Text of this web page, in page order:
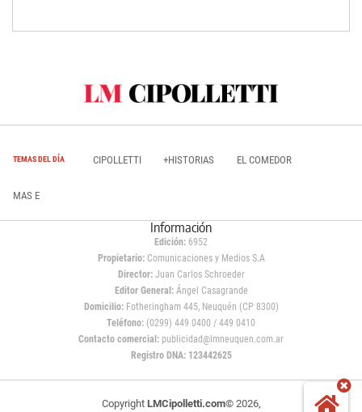
TEMAS DEL DÍA CIPOLLETTI +HISTORIAS EL COMEDOR
MAS E
Información
Edición: 6952
Propietario:Comunicaciones y Medios S.A
Director: Juan Carlos Schroeder
Editor General:Ángel Casagrande
Domicilio:Fotheringham 445, Neuquén (CP 8300)
Teléfono: (0299) 449 0400 / 449 0410
Contacto comercial: publicidad@lmneuquen.com.ar
Registro DNA: 123442625
Copyright LMCipolletti.com© 2026,